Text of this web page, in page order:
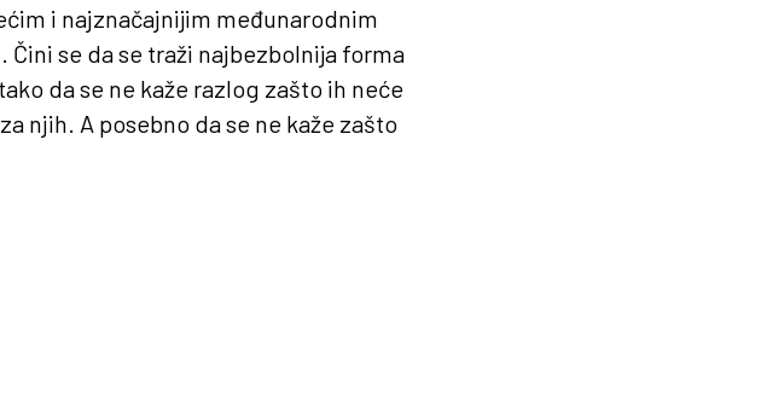
i najznačajnijim međunarodnim
se da se traži najbezbolnija forma
da se ne kaže razlog zašto ih neće
njih. A posebno da se ne kaže zašto